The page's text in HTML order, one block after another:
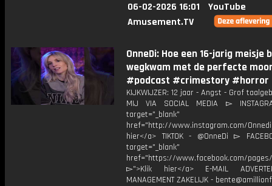
06-02-2026 16:01
YouTube
Amusement.TV
OnneDi: Hoe een 16-jarig meisje
wegkwam met de perfecte
#podcast #crimestory #horror
KIJKWIJZER: 12 jaar - Angst - Grof
MIJ VIA SOCIAL MEDIA ▻
target="_blank"
href="http://www.instagram.com/
hier</a> TIKTOK - @OnneDi ▻
target="_blank"
href="https://www.facebook.com/pages/
▻">Klik hier</a> E-MAIL
MANAGEMENT ZAKELIJK -